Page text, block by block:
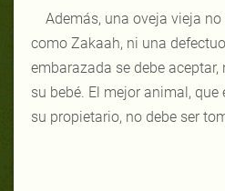
Además, una oveja vieja
como Zakaah, ni una
embarazada se debe
su bebé. El mejor animal,
su propietario, no debe ser